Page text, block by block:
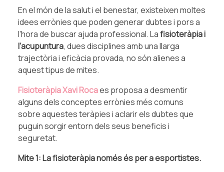
En el món de la salut i el benestar, existeixen moltes
idees errònies que poden generar dubtes i pors a
l'hora de buscar ajuda professional. Lafisioteràpia i
l'acupuntura, dues disciplines amb una llarga
trajectòria i eficàcia provada, no són alienes a
aquest tipus de mites.
Fisioteràpia Xavi Rocaes proposa a desmentir
alguns dels conceptes errònies més comuns
sobre aquestes teràpies i aclarir els dubtes que
puguin sorgir entorn dels seus beneficis i
seguretat.
Mite 1: La fisioteràpia només és per a esportistes.